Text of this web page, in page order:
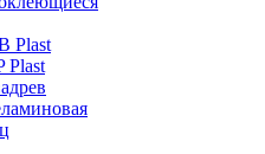
Plast
Plast